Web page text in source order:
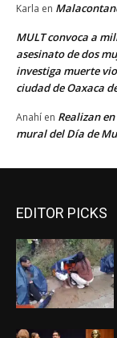
Karla en
MULT convoca a
asesinato de dos
investiga muerte
ciudad de Oaxaca
Anahí en Realizan
mural del Día de
EDITOR PICKS